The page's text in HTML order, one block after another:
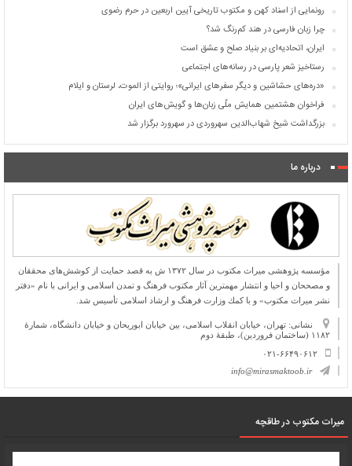
رونمایی از اسناد کهن و مکتوب تاریخی آیین اربعین در حرم رضوی
چرا زبان فارسی در هند کم‌رنگ شد؟
ایران، اتحادیه‌ای بر بنیاد صلح و عشق است
رستاخیز شعر پارسی در رسانه‌های اجتماعی
«دره‌های حشاشین و دیگر سفرهای ایرانی»؛ روایتی از الموت، لرستان و ایلام
فراخوان هشتمین همایش ملّی زبان‌ها و گویش‌های ایران
بزرگداشت شیخ شهاب‌الدین سهروردی در سهرورد برگزار شد
درباره ما
مؤسسه پژوهشی میراث مكتوب در سال ۱۳۷۲ ش به قصد حمایت از كوشش‌های محققان
و مصححان و احیا و انتشار مهمترین آثار مكتوب فرهنگ و تمدن اسلامی و ایرانی با نام «دفتر
نشر میراث مكتوب» و با كمك وزارت فرهنگ و ارشاد اسلامی تأسیس شد.
نشانی: تهران، خیابان انقلاب اسلامی، بین خیابان ابوریحان و خیابان دانشگاه، شمارۀ
۱۱۸۲ (ساختمان فروردین)، طبقۀ دوم
۰۲۱-۶۶۴۹۰۶۱۲
info@mirasmaktoob.ir
میرات مکتوب در طاقچه